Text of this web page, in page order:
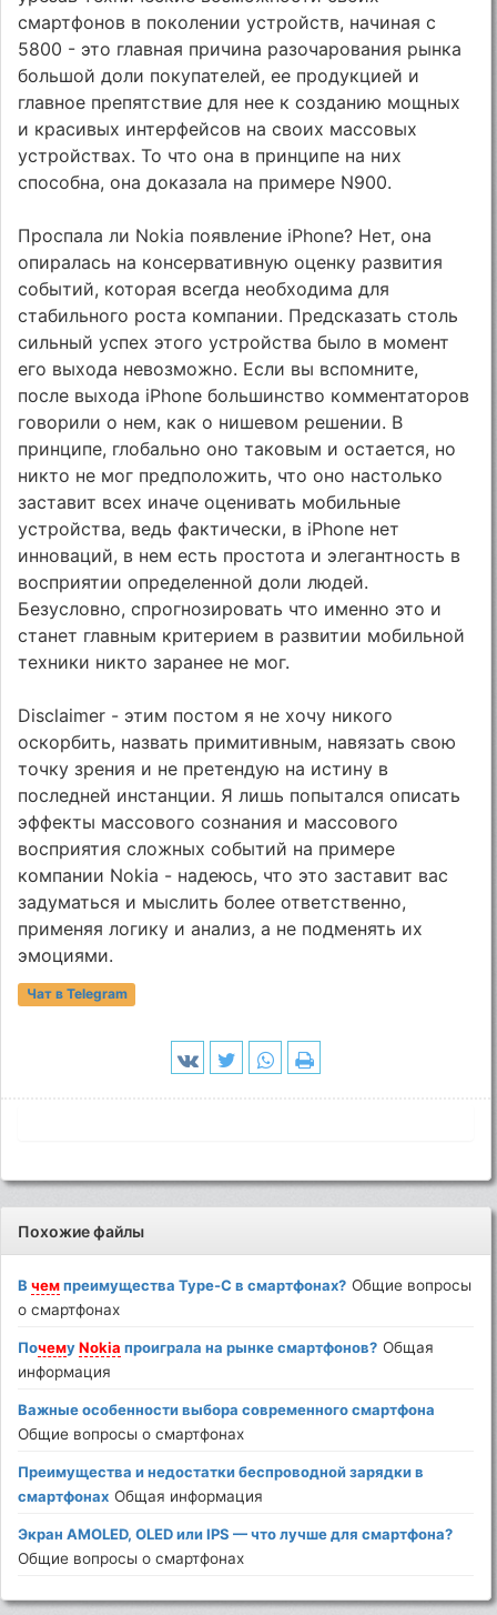
смартфонов в поколении устройств, начиная с
5800 - это главная причина разочарования рынка
большой доли покупателей, ее продукцией и
главное препятствие для нее к созданию мощных
и красивых интерфейсов на своих массовых
устройствах. То что она в принципе на них
способна, она доказала на примере N900.
Проспала ли Nokia появление iPhone? Нет, она
опиралась на консервативную оценку развития
событий, которая всегда необходима для
стабильного роста компании. Предсказать столь
сильный успех этого устройства было в момент
его выхода невозможно. Если вы вспомните,
после выхода iPhone большинство комментаторов
говорили о нем, как о нишевом решении. В
принципе, глобально оно таковым и остается, но
никто не мог предположить, что оно настолько
заставит всех иначе оценивать мобильные
устройства, ведь фактически, в iPhone нет
инноваций, в нем есть простота и элегантность в
восприятии определенной доли людей.
Безусловно, спрогнозировать что именно это и
станет главным критерием в развитии мобильной
техники никто заранее не мог.
Disclaimer - этим постом я не хочу никого
оскорбить, назвать примитивным, навязать свою
точку зрения и не претендую на истину в
последней инстанции. Я лишь попытался описать
эффекты массового сознания и массового
восприятия сложных событий на примере
компании Nokia - надеюсь, что это заставит вас
задуматься и мыслить более ответственно,
применяя логику и анализ, а не подменять их
эмоциями.
Чат в Telegram
Похожие файлы
Вчемпреимущества Type-C в смартфонах? Общие вопросы
о смартфонах
ПочемуNokia проиграла на рынке смартфонов? Общая
информация
Важные особенности выбора современного смартфона
Общие вопросы о смартфонах
Преимущества и недостатки беспроводной зарядки в
смартфонах Общая информация
Экран AMOLED, OLED или IPS — что лучше для смартфона?
Общие вопросы о смартфонах